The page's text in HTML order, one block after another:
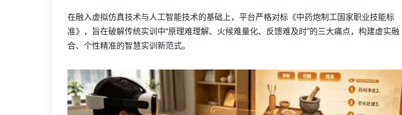
在融入虚拟仿真技术与人工智能技术的基础上，平台严格对标《中药炮制工国家职业技能标
准》，旨在破解传统实训中“原理难理解、火候难量化、反馈难及时”的三大痛点，构建虚实融
合、个性精准的智慧实训新范式。